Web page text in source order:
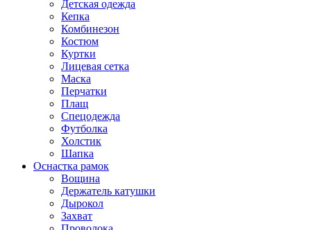
Детская одежда
Кепка
Комбинезон
Костюм
Куртки
Лицевая сетка
Маска
Перчатки
Плащ
Спецодежда
Футболка
Холстик
Шапка
Оснастка рамок
Вощина
Держатель катушки
Дырокол
Захват